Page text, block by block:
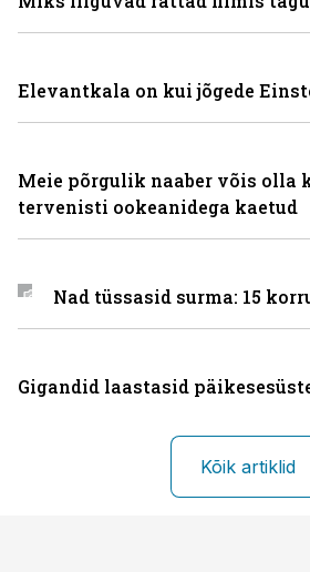
Elevantkala on kui jõgede
Meie põrgulik naaber võis olla
tervenisti ookeanidega kaetud
Nad tüssasid surma: 15
Gigandid laastasid
Kõik artiklid